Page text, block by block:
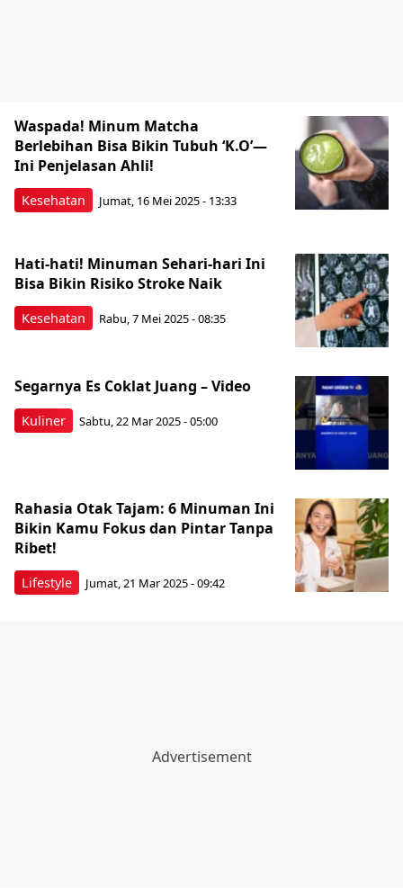
Kesehatan
Waspada! Minum Matcha
Berlebihan Bisa Bikin Tubuh ‘K.O’—
Ini Penjelasan Ahli!
Jumat, 16 Mei 2025 - 13:33
Kesehatan
Hati-hati! Minuman Sehari-hari Ini
Bisa Bikin Risiko Stroke Naik
Rabu, 7 Mei 2025 - 08:35
Kuliner
Segarnya Es Coklat Juang – Video
Sabtu, 22 Mar 2025 - 05:00
Lifestyle
Rahasia Otak Tajam: 6 Minuman Ini
Bikin Kamu Fokus dan Pintar Tanpa
Ribet!
Jumat, 21 Mar 2025 - 09:42